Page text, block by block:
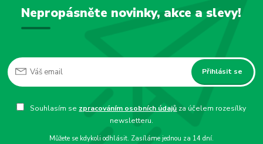
Nepropásněte novinky, akce a slevy!
Přihlásit se
Souhlasím se zpracováním osobních údajů za účelem rozesílky
newsletteru.
Můžete se kdykoli odhlásit. Zasíláme jednou za 14 dní.